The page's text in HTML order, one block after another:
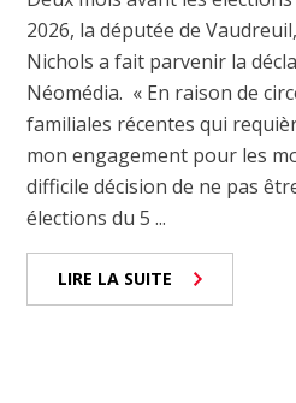
2026, la députée de
Nichols a fait parvenir la
Néomédia. « En raison de
familiales récentes qui
mon engagement pour les
difficile décision de ne pas
élections du 5 ...
LIRE LA SUITE